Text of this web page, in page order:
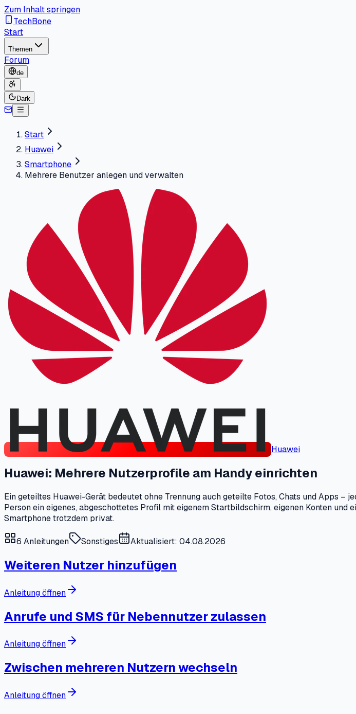
Zum Inhalt springen
TechBone
Start
Themen
Forum
de
Dark
Start
Huawei
Smartphone
Mehrere Benutzer anlegen und verwalten
Huawei
Huawei: Mehrere Nutzerprofile am Handy einrichten
Ein geteiltes Huawei-Gerät bedeutet ohne Trennung auch geteilte Fotos, Chats und Apps
Person ein eigenes, abgeschottetes Profil mit eigenem Startbildschirm, eigenen Konten
Smartphone trotzdem privat.
6 Anleitungen Sonstiges Aktualisiert: 04.08.2026
Weiteren Nutzer hinzufügen
Anleitung öffnen
Anrufe und SMS für Nebennutzer zulassen
Anleitung öffnen
Zwischen mehreren Nutzern wechseln
Anleitung öffnen